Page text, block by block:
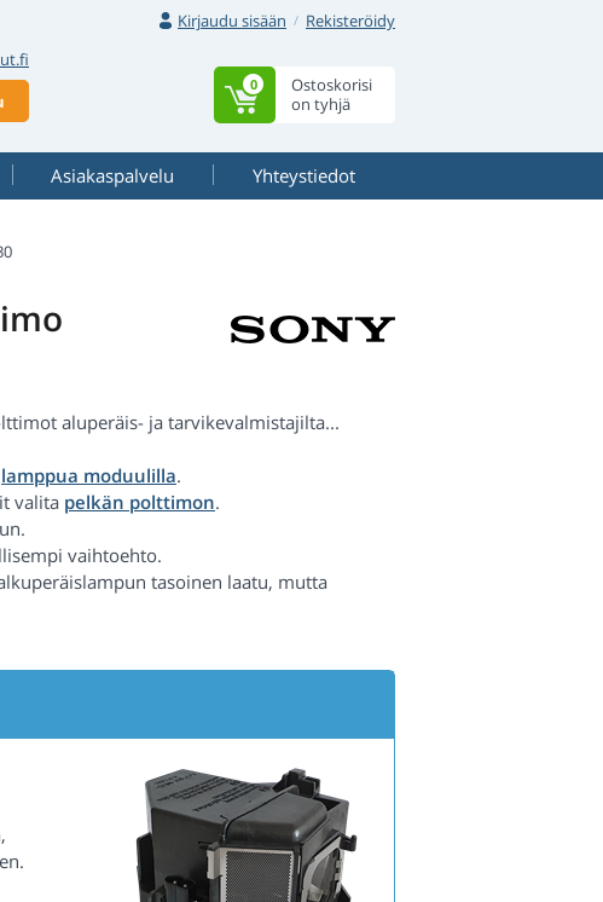
Kirjaudu sisään
Rekisteröidy
Ostoskorisi
on tyhjä
0
Asiakaspalvelu Yhteystiedot
aluperäis- ja tarvikevalmistajilta...
lamppua moduulilla.
valita pelkän polttimon.
vaihtoehto.
tasoinen laatu, mutta